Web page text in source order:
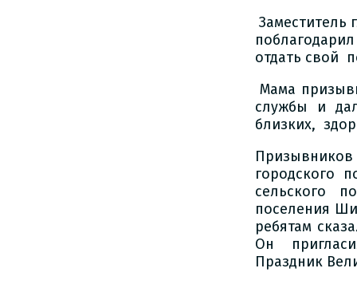
отдать свой
Мама
службы и
близких,
городского
сельского
поселения
ребятам
Он
Праздник